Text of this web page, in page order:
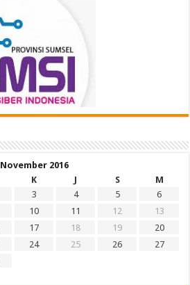
November 2016
K J S
M
3 4 5
6
10 11 12
13
17 18 19
20
24 25 26
27